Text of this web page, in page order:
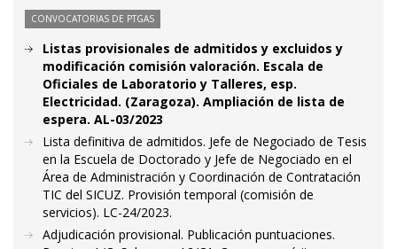
CONVOCATORIAS DE PTGAS
Listas provisionales de admitidos y excluidos y
modificación comisión valoración. Escala de
Oficiales de Laboratorio y Talleres, esp.
Electricidad. (Zaragoza). Ampliación de lista de
espera. AL-03/2023
Lista definitiva de admitidos. Jefe de Negociado de Tesis
en la Escuela de Doctorado y Jefe de Negociado en el
Área de Administración y Coordinación de Contratación
TIC del SICUZ. Provisión temporal (comisión de
servicios). LC-24/2023.
Adjudicación provisional. Publicación puntuaciones.